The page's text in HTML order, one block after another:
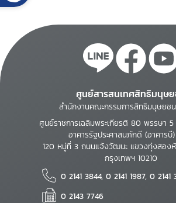
ศูนย์สารสนเทศสิทธิมนุษ
สำนักงานคณะกรรมการสิทธิมนุษยช
ศูนย์ราชการเฉลิมพระเกียรติ 80 พรรษา
อาคารรัฐประศาสนภักดี (อาคารบี
120 หมู่ที่ 3 ถนนแจ้งวัฒนะ แขวงทุ่งสอง
กรุงเทพฯ 10210
0 2141 3844, 0 2141 1987, 0 2141
0 2143 7746